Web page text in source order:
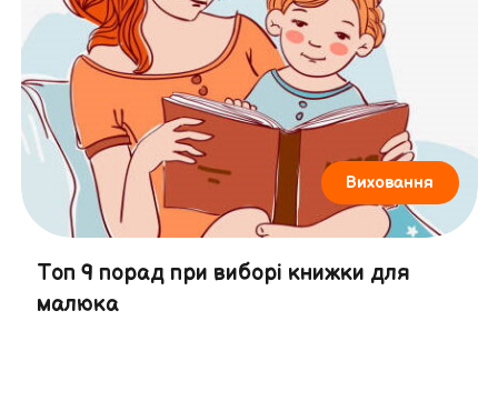
Виховання
Топ 9 порад при виборі книжки для
малюка